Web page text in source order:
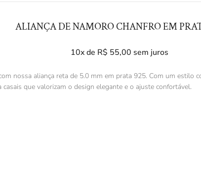
ALIANÇA DE NAMORO CHANFRO EM
10x de R$ 55,00 sem juros
nossa aliança reta de 5.0 mm em prata 925. Com um estilo
casais que valorizam o design elegante e o ajuste confortável.